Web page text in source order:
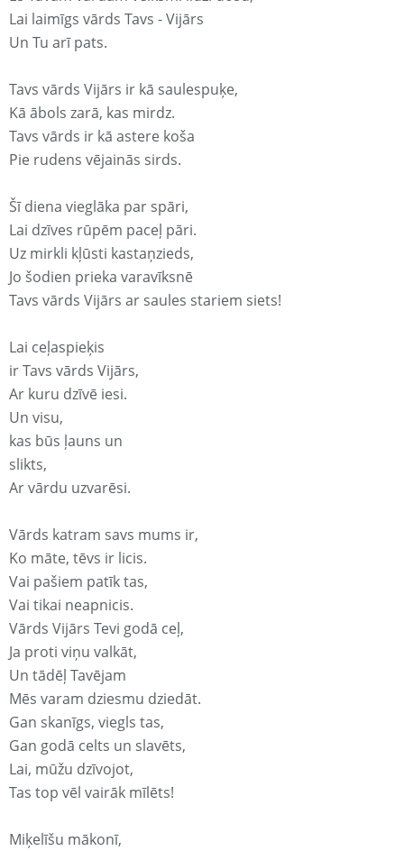
Lai laimīgs vārds Tavs - Vijārs
Un Tu arī pats.
Tavs vārds Vijārs ir kā saulespuķe,
Kā ābols zarā, kas mirdz.
Tavs vārds ir kā astere koša
Pie rudens vējainās sirds.
Šī diena vieglāka par spāri,
Lai dzīves rūpēm paceļ pāri.
Uz mirkli kļūsti kastaņzieds,
Jo šodien prieka varavīksnē
Tavs vārds Vijārs ar saules stariem siets!
Lai ceļaspieķis
ir Tavs vārds Vijārs,
Ar kuru dzīvē iesi.
Un visu,
kas būs ļauns un
slikts,
Ar vārdu uzvarēsi.
Vārds katram savs mums ir,
Ko māte, tēvs ir licis.
Vai pašiem patīk tas,
Vai tikai neapnicis.
Vārds Vijārs Tevi godā ceļ,
Ja proti viņu valkāt,
Un tādēļ Tavējam
Mēs varam dziesmu dziedāt.
Gan skanīgs, viegls tas,
Gan godā celts un slavēts,
Lai, mūžu dzīvojot,
Tas top vēl vairāk mīlēts!
Miķelīšu mākonī,